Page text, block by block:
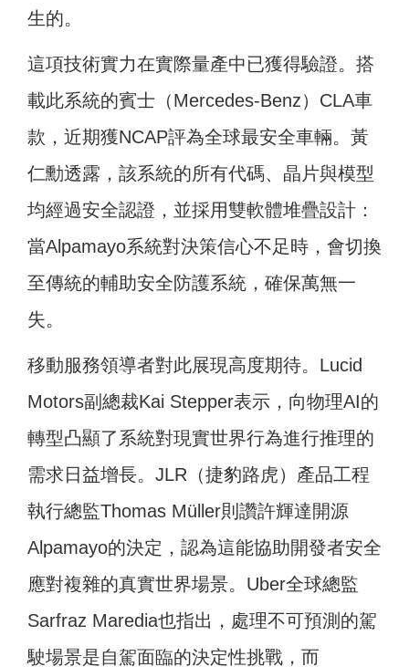
生的。
這項技術實力在實際量產中已獲得驗證。搭
載此系統的賓士（Mercedes-Benz）CLA車
款，近期獲NCAP評為全球最安全車輛。黃
仁勳透露，該系統的所有代碼、晶片與模型
均經過安全認證，並採用雙軟體堆疊設計：
當Alpamayo系統對決策信心不足時，會切換
至傳統的輔助安全防護系統，確保萬無一
失。
移動服務領導者對此展現高度期待。Lucid
Motors副總裁Kai Stepper表示，向物理AI的
轉型凸顯了系統對現實世界行為進行推理的
需求日益增長。JLR（捷豹路虎）產品工程
執行總監Thomas Müller則讚許輝達開源
Alpamayo的決定，認為這能協助開發者安全
應對複雜的真實世界場景。Uber全球總監
Sarfraz Maredia也指出，處理不可預測的駕
駛場景是自駕面臨的決定性挑戰，而